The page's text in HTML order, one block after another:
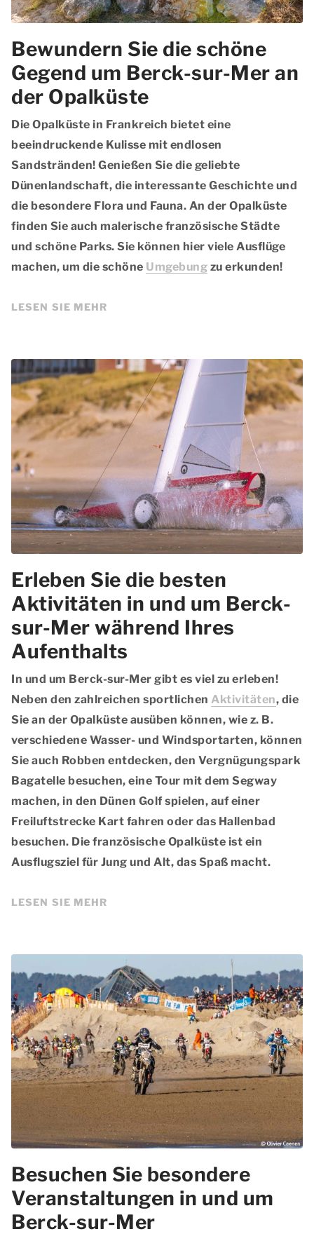
Bewundern Sie die schöne
Gegend um Berck-sur-Mer an
der Opalküste
Die Opalküste in Frankreich bietet eine
beeindruckende Kulisse mit endlosen
Sandstränden! Genießen Sie die geliebte
Dünenlandschaft, die interessante Geschichte und
die besondere Flora und Fauna. An der Opalküste
finden Sie auch malerische französische Städte
und schöne Parks. Sie können hier viele Ausflüge
machen, um die schöne Umgebung zu erkunden!
LESEN SIE MEHR
Erleben Sie die besten
Aktivitäten in und um Berck-
sur-Mer während Ihres
Aufenthalts
In und um Berck-sur-Mer gibt es viel zu erleben!
Neben den zahlreichen sportlichen Aktivitäten, die
Sie an der Opalküste ausüben können, wie z. B.
verschiedene Wasser- und Windsportarten, können
Sie auch Robben entdecken, den Vergnügungspark
Bagatelle besuchen, eine Tour mit dem Segway
machen, in den Dünen Golf spielen, auf einer
Freiluftstrecke Kart fahren oder das Hallenbad
besuchen. Die französische Opalküste ist ein
Ausflugsziel für Jung und Alt, das Spaß macht.
LESEN SIE MEHR
Besuchen Sie besondere
Veranstaltungen in und um
Berck-sur-Mer